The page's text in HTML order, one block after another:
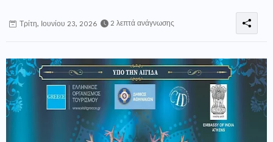
Τρίτη, Ιουνίου 23, 2026 2 λεπτά ανάγνωσης